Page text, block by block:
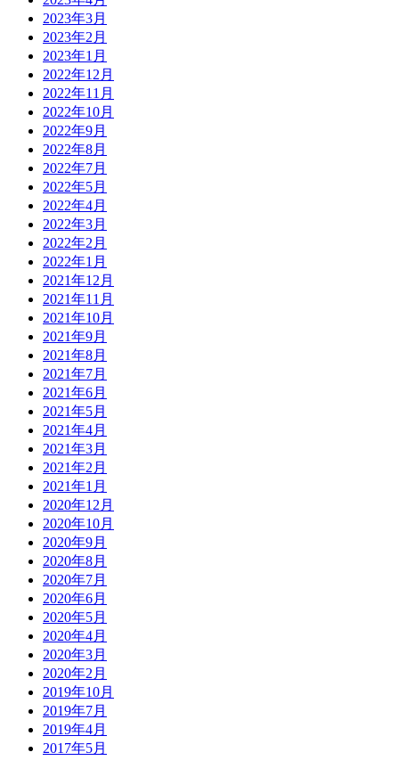
2023年3月
2023年2月
2023年1月
2022年12月
2022年11月
2022年10月
2022年9月
2022年8月
2022年7月
2022年5月
2022年4月
2022年3月
2022年2月
2022年1月
2021年12月
2021年11月
2021年10月
2021年9月
2021年8月
2021年7月
2021年6月
2021年5月
2021年4月
2021年3月
2021年2月
2021年1月
2020年12月
2020年10月
2020年9月
2020年8月
2020年7月
2020年6月
2020年5月
2020年4月
2020年3月
2020年2月
2019年10月
2019年7月
2019年4月
2017年5月